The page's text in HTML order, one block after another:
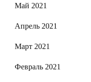
Май 2021
Апрель 2021
Март 2021
Февраль 2021